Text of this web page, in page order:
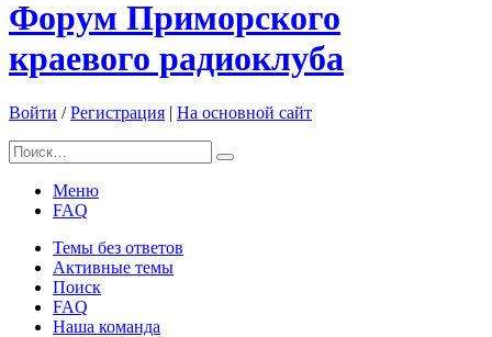
Форум Приморского
краевого радиоклуба
Войти /Регистрация | На основной сайт
Меню
FAQ
Темы без ответов
Активные темы
Поиск
FAQ
Наша команда